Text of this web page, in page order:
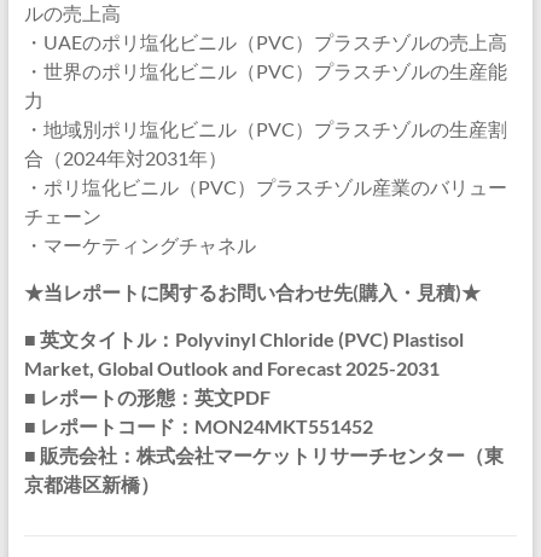
ルの売上高
・UAEのポリ塩化ビニル（PVC）プラスチゾルの売上高
・世界のポリ塩化ビニル（PVC）プラスチゾルの生産能
力
・地域別ポリ塩化ビニル（PVC）プラスチゾルの生産割
合（2024年対2031年）
・ポリ塩化ビニル（PVC）プラスチゾル産業のバリュー
チェーン
・マーケティングチャネル
★当レポートに関するお問い合わせ先(購入・見積)★
■ 英文タイトル：Polyvinyl Chloride (PVC) Plastisol
Market, Global Outlook and Forecast 2025-2031
■ レポートの形態：英文PDF
■ レポートコード：MON24MKT551452
■ 販売会社：株式会社マーケットリサーチセンター（東
京都港区新橋）